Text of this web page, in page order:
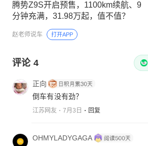
腾势Z9S开启预售，1100km续航、9
分钟充满，31.98万起，值不值？
赵老师说车 打开APP
评论 4
正向
倒车有没有劲？
江苏网友 7月3日 回复
OHMYLADYGAGA